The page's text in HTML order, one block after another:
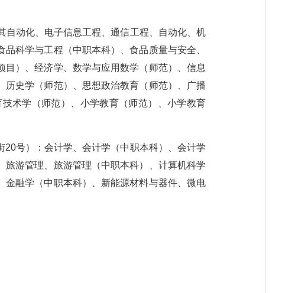
自动化、电子信息工程、通信工程、自动化、机
科学与工程（中职本科）、食品质量与安全、
）、经济学、数学与应用数学（师范）、信息
史学（师范）、思想政治教育（师范）、广播
术学（师范）、小学教育（师范）、小学教育
号）：会计学、会计学（中职本科）、会计学
旅游管理、旅游管理（中职本科）、计算机科学
融学（中职本科）、新能源材料与器件、微电